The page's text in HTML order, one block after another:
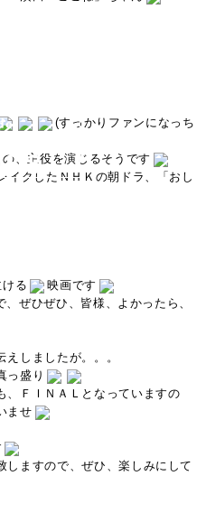
(すっかりファンになっち
の、主役を演じるそうです
イクしたＮＨＫの朝ドラ、「おし
る
映画です
ぜひぜひ、皆様、よかったら、
しましたが。。。
っ盛り
、ＦＩＮＡＬとなっていますの
ませ
しますので、ぜひ、楽しみにして